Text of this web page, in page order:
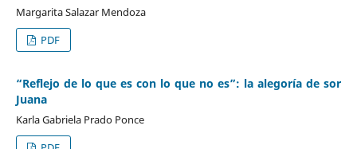
Margarita Salazar Mendoza
PDF
“Reflejo de lo que es con lo que no es”: la alegoría de sor
Juana
Karla Gabriela Prado Ponce